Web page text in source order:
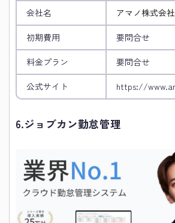
会社名 アマノ株式会社
初期費用 要問合せ
料金プラン 要問合せ
公式サイト https://
6.ジョブカン勤怠管理